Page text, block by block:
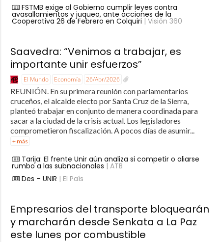
FSTMB exige al Gobierno cumplir leyes contra
avasallamientos y juqueo, ante acciones de la
Cooperativa 26 de Febrero en Colquiri | Visión 360
Saavedra: “Venimos a trabajar, es
importante unir esfuerzos”
El Mundo Economía 26/Abr/2026
REUNIÓN. En su primera reunión con parlamentarios
cruceños, el alcalde electo por Santa Cruz de la Sierra,
planteó trabajar en conjunto de manera coordinada para
sacar a la ciudad de la crisis actual. Los legisladores
comprometieron fiscalización. A pocos días de asumir...
+ más
Tarija: El frente Unir aún analiza si competir o aliarse
rumbo a las subnacionales | ATB
Des – UNIR | El País
Empresarios del transporte bloquearán
y marcharán desde Senkata a La Paz
este lunes por combustible